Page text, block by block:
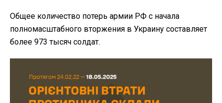
Общее количество потерь армии РФ с начала
полномасштабного вторжения в Украину составляет
более 973 тысяч солдат.